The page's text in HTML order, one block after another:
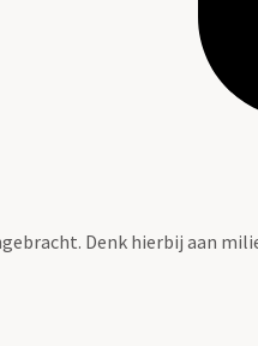
Denk hierbij aan